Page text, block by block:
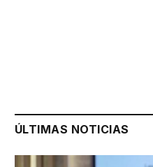
ÚLTIMAS NOTICIAS